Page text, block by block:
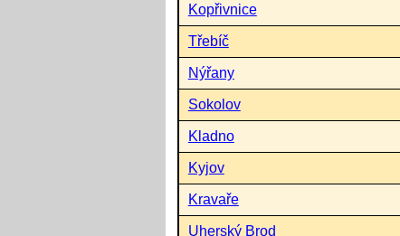
Kopřivnice
Třebíč
Nýřany
Sokolov
Kladno
Kyjov
Kravaře
Uherský Brod